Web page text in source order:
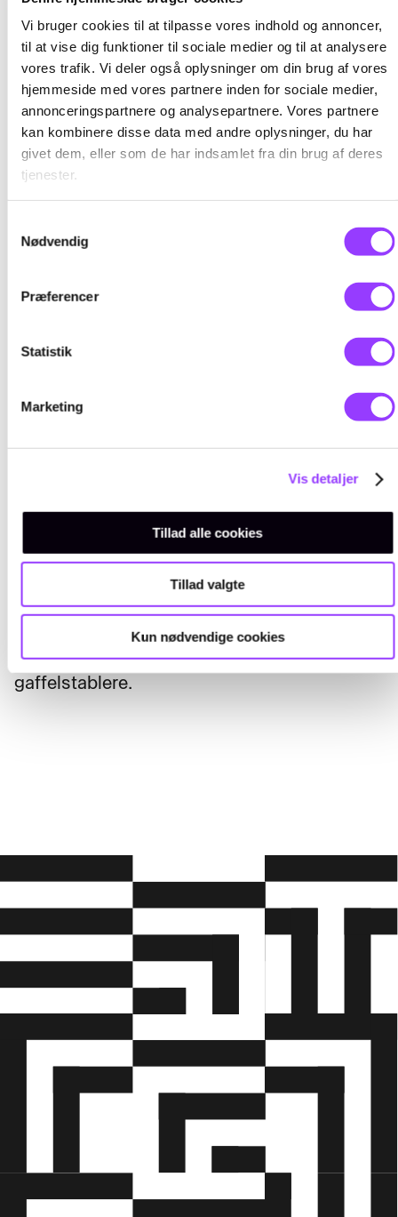
Vi bruger cookies til at tilpasse vores indhold og annoncer,
til at vise dig funktioner til sociale medier og til at analysere
vores trafik. Vi deler også oplysninger om din brug af vores
hjemmeside med vores partnere inden for sociale medier,
annonceringspartnere og analysepartnere. Vores partnere
kan kombinere disse data med andre oplysninger, du har
givet dem, eller som de har indsamlet fra din brug af deres
tjenester.
Nødvendig
Præferencer
Statistik
Marketing
Vis detaljer
Tillad alle cookies
Tillad valgte
Kun nødvendige cookies
arbejdsmiljøfaglige uddannelser for at føre
og betjene gaffeltrucks og gaffelstablere.
Uddannelsen omfatter tillige
certifikatprøven, der aflægges i henhold til
nævnte bekendtgørelse som fastlagt i
censorvejledningen for denne
certifikattype.
Deltagerne skal være fyldt 18 år og kunne
fremvise enten et gyldigt kørekort eller en
tilfredsstillende lægeattest
helbredsmæssige oplysninger ved
Efter uddannelsen kan deltagerne føre og
betjene gaffeltrucks og selvkørende
gaffelstablere, foretage daglig
vedligeholdelse af gaffeltrucks og
gaffelstablere.